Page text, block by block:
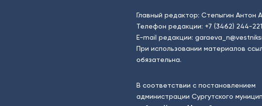
Главный редактор: Степыгин Антон
Телефон редакции: +7 (3462) 244-221
E-mail редакции:
При использовании материалов
обязательна.
В соответствии с постановлением
администрации Сургутского